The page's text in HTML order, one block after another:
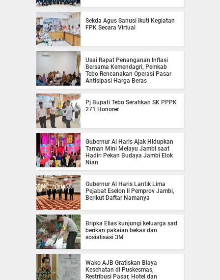
Sekda Agus Sanusi Ikuti Kegiatan
FPK Secara Virtual
Usai Rapat Penanganan Inflasi
Bersama Kemendagri, Pemkab
Tebo Rencanakan Operasi Pasar
Antisipasi Harga Beras
Pj Bupati Tebo Serahkan SK PPPK
271 Honorer
Gubernur Al Haris Ajak Hidupkan
Taman Mini Melayu Jambi saat
Hadiri Pekan Budaya Jambi Elok
Nian
Gubernur Al Haris Lantik Lima
Pejabat Eselon II Pemprov Jambi,
Berikut Daftar Namanya
Bripka Elias kunjungi keluarga sad
berikan pakaian bekas dan
sosialisasi 3M
Wako AJB Gratiskan Biaya
Kesehatan di Puskesmas,
Restribusi Pasar, Hotel dan